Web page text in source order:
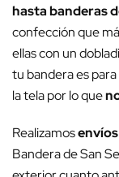
hasta banderas
confección que
ellas con un
tu bandera es
la tela por lo que
Realizamos
Bandera de San